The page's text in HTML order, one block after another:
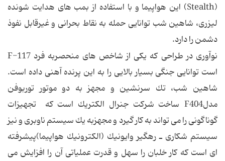
(Stealth) این هواپیما و با استفاده از بمب های هدایت شونده
لیزری، شاهین شب توانایی حمله به نقاط بحرانی و غیرقابل نفوذ
دشمن را دارد.
نوآوری در طراحی كه یكی از شاخص های منحصربه فرد F-117
است توانایی جنگی بسیار بالایی را به این پرنده آهنی داده است.
شاهین شب، تك سرنشین و مجهز به دو موتور توربوفن
مدلF404 ساخت شركت جنرال الكتریك است كه تجهیزات
گوناگونی را می تواند به كار گیرد و مجهزبه یك سیستم ناوبری و نیز
سیستم شكاری ـ رهگیر وایونیك (الكترونیك هواپیما)پیشرفته
ای است كه كار خلبان را سهل و قدرت عملیاتی آن را افزایش می